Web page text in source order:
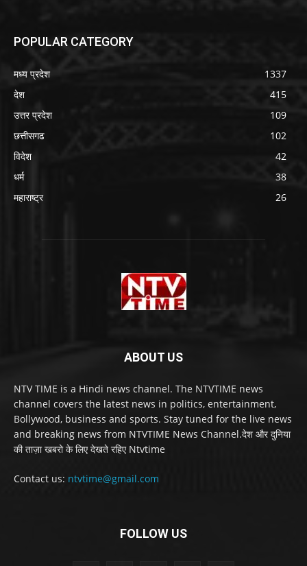
POPULAR CATEGORY
मध्य प्रदेश
1337
देश
415
उत्तर प्रदेश
109
छत्तीसगढ
102
विदेश
42
धर्म
38
महाराष्ट्र
26
ABOUT US
NTV TIME is a Hindi news channel. The NTVTIME news
channel covers the latest news in politics, entertainment,
Bollywood, business and sports. Stay tuned for the live news
and breaking news from NTVTIME News Channel.देश और दुनिया
की ताज़ा खबरो के लिए देखते रहिए Ntvtime
Contact us: ntvtime@gmail.com
FOLLOW US